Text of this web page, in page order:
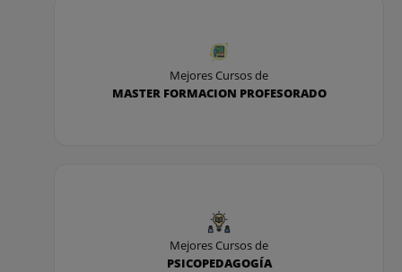
Mejores Cursos de
MASTER FORMACION PROFESORADO
Mejores Cursos de
PSICOPEDAGOGÍA